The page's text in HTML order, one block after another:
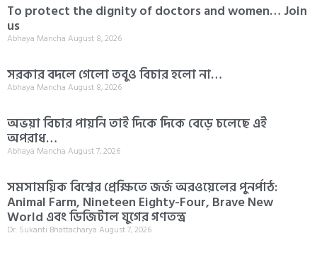
To protect the dignity of doctors and women… Join
us
Abhaya Mancha August 8, 2026
সরকার বদলে গেলো তবুও বিচার হলো না…
Abhaya Mancha August 8, 2026
অভয়া বিচার পায়নি তাই দিকে দিকে বেড়ে চলেছে এই
অপরাধ…
Abhaya Mancha August 7, 2026
সমসাময়িক বিশ্বের প্রেক্ষিতে জর্জ অরওয়েলের পুনর্পাঠ:
Animal Farm, Nineteen Eighty-Four, Brave New
World এবং ডিজিটাল যুগের গণতন্ত্র
Dr. Sukanti Bhattacharya August 7, 2026